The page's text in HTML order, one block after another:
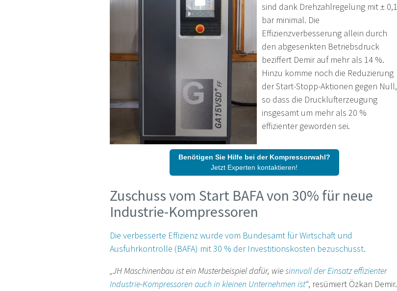
sind dank Drehzahlregelung mit ± 0,1
bar minimal. Die
Effizienzverbesserung allein durch
den abgesenkten Betriebsdruck
beziffert Demir auf mehr als 14 %.
Hinzu komme noch die Reduzierung
der Start-Stopp-Aktionen gegen Null,
so dass die Drucklufterzeugung
insgesamt um mehr als 20 %
effizienter geworden sei.
Benötigen Sie Hilfe bei der Kompressorwahl?
Jetzt Experten kontaktieren!
Zuschuss vom Start BAFA von 30% für neue
Industrie-Kompressoren
Die verbesserte Effizienz wurde vom Bundesamt für Wirtschaft und
Ausfuhrkontrolle (BAFA) mit 30 % der Investitionskosten bezuschusst.
„JH Maschinenbau ist ein Musterbeispiel dafür, wiesinnvoll der Einsatz effizienter
Industrie-Kompressoren auch in kleinen Unternehmen ist“, resümiert Özkan Demir.